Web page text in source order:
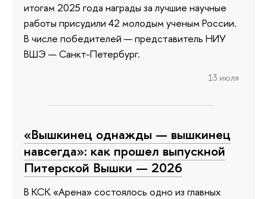
итогам 2025 года награды за лучшие научные
работы присудили 42 молодым ученым России.
В числе победителей — представитель НИУ
ВШЭ — Санкт-Петербург.
13 июля
«Вышкинец однажды — вышкинец
навсегда»: как прошел выпускной
Питерской Вышки — 2026
В КСК «Арена» состоялось одно из главных